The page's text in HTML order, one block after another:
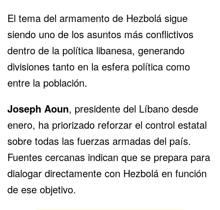
El tema del armamento de Hezbolá sigue
siendo uno de los asuntos más conflictivos
dentro de la política libanesa, generando
divisiones tanto en la esfera política como
entre la población.
Joseph Aoun, presidente del Líbano desde
enero, ha priorizado reforzar el control estatal
sobre todas las fuerzas armadas del país.
Fuentes cercanas indican que se prepara para
dialogar directamente con Hezbolá en función
de ese objetivo.